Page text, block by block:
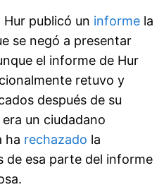
publicó un informe la
se negó a presentar
el informe de Hur
retuvo y
después de su
un ciudadano
ha rechazado la
de esa parte del informe